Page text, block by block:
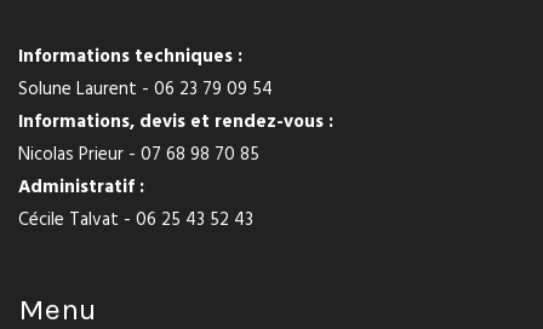
Informations techniques :
Solune Laurent - 06 23 79 09 54
Informations, devis et rendez-vous :
Nicolas Prieur - 07 68 98 70 85
Administratif :
Cécile Talvat - 06 25 43 52 43
Menu